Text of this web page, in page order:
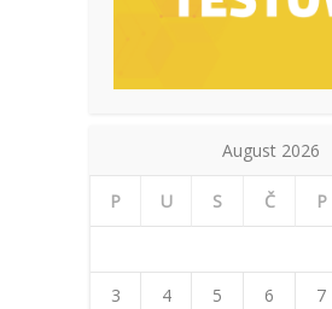
August 2026
P U S Č P
3
4 5 6 7